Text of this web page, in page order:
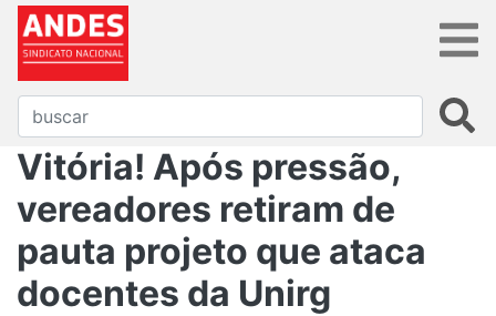
Vitória! Após pressão,
vereadores retiram de
pauta projeto que ataca
docentes da Unirg